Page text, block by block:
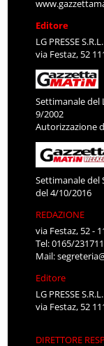
Editore
LG PRESSE S.R.L.
via Festaz, 52
Settimanale del
9/2002
Autorizzazione
Settimanale del
del 4/10/2016
REDAZIONE
via Festaz, 52 -
Tel: 0165/
Mail:
Editore
LG PRESSE S.R.L.
via Festaz, 52
DIRETTORE